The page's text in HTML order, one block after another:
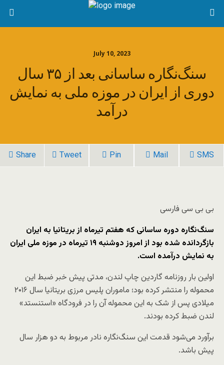
July 10, 2023
سنگ‌نگاره ساسانی بعد از ۳۵ سال
دوری از ایران در موزه ملی به نمایش
درآمد
Share Tweet Pin Mail SMS
بی بی سی فارسی
سنگ‌نگاره دوره ساسانی که هفتم تیرماه از بریتانیا به ایران
بازگردانده شده بود از امروز دوشنبه ۱۹ تیرماه در موزه ملی ایران
به نمایش درآمده است.
اولین بار روزنامه گاردین چاپ لندن، مدتی پیش خبر ضبط این
محموله را منتشر کرده بود؛ ماموران پلیس مرزی بریتانیا سال ۲۰۱۶
میلادی پس از شک به این محموله آن را در فرودگاه «استنستد»
لندن ضبط کرده بودند.
برآورد می‌شود قدمت این سنگ‌نگاره نادر مربوط به دو هزار سال
پیش باشد.